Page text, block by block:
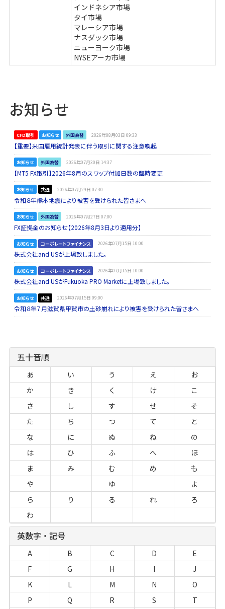
インドネシア市場
タイ市場
マレーシア市場
ナスダック市場
ニューヨーク市場
NYSEアーカ市場
お知らせ
CFD取引 お知らせ 外国為替 2026年08月03日 09:33
【重要】米国雇用統計発表に伴う取引に関する注意喚起
お知らせ 外国為替 2026年07月30日 14:37
【MT5 FX取引】2026年8月のスワップ付加日数の臨時変更
お知らせ 共通 2026年07月29日 07:30
令和８年熊本地震により被害を受けられた皆さまへ
お知らせ 外国為替 2026年07月27日 07:00
FX証拠金のお知らせ【2026年8月3日より適用分】
お知らせ コーポレートファイナンス 2026年07月15日 10:00
株式会社and USが上場致しました。
お知らせ コーポレートファイナンス 2026年07月15日 10:00
株式会社and USがFukuoka PRO Marketに上場致しました。
お知らせ 共通 2026年07月15日 09:00
令和８年７月滋賀県甲賀市の土砂崩れにより被害を受けられた皆さまへ
五十音順
あ い う え
お
か
き く け
こ
さ
し す せ
そ
た
ち つ て
と
な
に ぬ ね
の
は
ひ ふ へ
ほ
ま
み む め
も
や
ゆ
よ
ら
り る れ
ろ
わ
英数字・記号
A B C D
E
F
G H I
J
K
L M N
O
P
Q R S
T